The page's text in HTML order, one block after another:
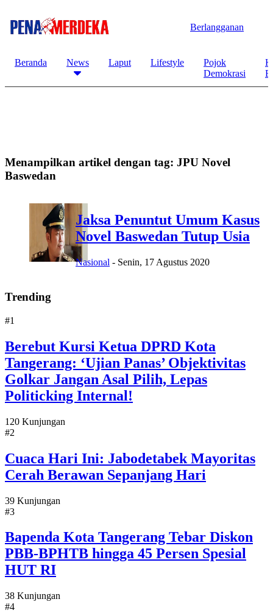
Berlangganan
Beranda News Laput Lifestyle
Pojok
Demokrasi
Menampilkan artikel dengan tag: JPU Novel
Baswedan
Jaksa Penuntut Umum Kasus
Novel Baswedan Tutup Usia
Nasional - Senin, 17 Agustus 2020
Trending
#1
Berebut Kursi Ketua DPRD Kota
Tangerang: ‘Ujian Panas’ Objektivitas
Golkar Jangan Asal Pilih, Lepas
Politicking Internal!
120 Kunjungan
#2
Cuaca Hari Ini: Jabodetabek Mayoritas
Cerah Berawan Sepanjang Hari
39 Kunjungan
#3
Bapenda Kota Tangerang Tebar Diskon
PBB-BPHTB hingga 45 Persen Spesial
HUT RI
38 Kunjungan
#4